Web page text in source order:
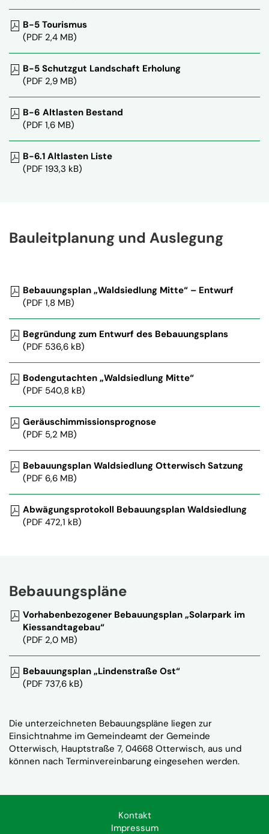
B-5 Tourismus
(PDF 2,4 MB)
B-5 Schutzgut Landschaft Erholung
(PDF 2,9 MB)
B-6 Altlasten Bestand
(PDF 1,6 MB)
B-6.1 Altlasten Liste
(PDF 193,3 kB)
Bauleitplanung und Auslegung
Bebauungsplan „Waldsiedlung Mitte“ – Entwurf
(PDF 1,8 MB)
Begründung zum Entwurf des Bebauungsplans
(PDF 536,6 kB)
Bodengutachten „Waldsiedlung Mitte“
(PDF 540,8 kB)
Geräuschimmissionsprognose
(PDF 5,2 MB)
Bebauungsplan Waldsiedlung Otterwisch Satzung
(PDF 6,6 MB)
Abwägungsprotokoll Bebauungsplan Waldsiedlung
(PDF 472,1 kB)
Bebauungspläne
Vorhabenbezogener Bebauungsplan „Solarpark im
Kiessandtagebau“
(PDF 2,0 MB)
Bebauungsplan „Lindenstraße Ost“
(PDF 737,6 kB)
Die unterzeichneten Bebauungspläne liegen zur
Einsichtnahme im Gemeindeamt der Gemeinde
Otterwisch, Hauptstraße 7, 04668 Otterwisch, aus und
können nach Terminvereinbarung eingesehen werden.
Kontakt
Impressum